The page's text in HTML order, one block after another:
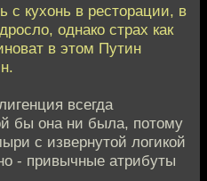
с кухонь в ресторации, в
однако страх как
в этом Путин
всегда
бы она ни была, потому
с извернутой логикой
- привычные атрибуты